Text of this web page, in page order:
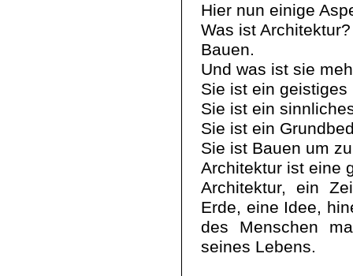
Hier nun einige
Was ist Architektur?
Bauen.
Und was ist sie
Sie ist ein geistiges
Sie ist ein
Sie ist ein
Sie ist Bauen um
Architektur ist eine
Architektur, ein
Erde, eine Idee,
des Menschen
seines Lebens.